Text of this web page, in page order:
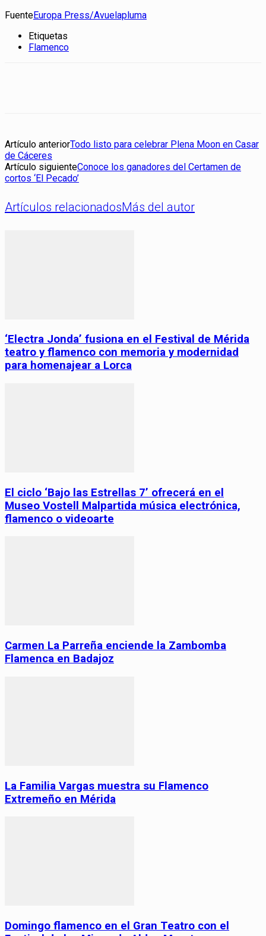
FuenteEuropa Press/Avuelapluma
Etiquetas
Flamenco
Artículo anteriorTodo listo para celebrar Plena Moon en Casar
de Cáceres
Artículo siguienteConoce los ganadores del Certamen de
cortos ‘El Pecado’
Artículos relacionadosMás del autor
‘Electra Jonda’ fusiona en el Festival de Mérida
teatro y flamenco con memoria y modernidad
para homenajear a Lorca
El ciclo ‘Bajo las Estrellas 7’ ofrecerá en el
Museo Vostell Malpartida música electrónica,
flamenco o videoarte
Carmen La Parreña enciende la Zambomba
Flamenca en Badajoz
La Familia Vargas muestra su Flamenco
Extremeño en Mérida
Domingo flamenco en el Gran Teatro con el